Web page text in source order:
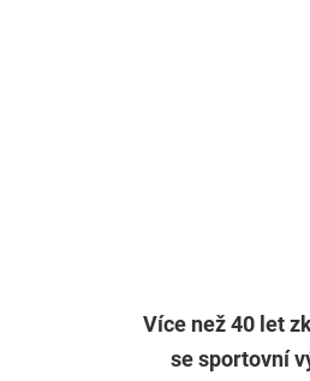
Více než 40 let
se sportovní